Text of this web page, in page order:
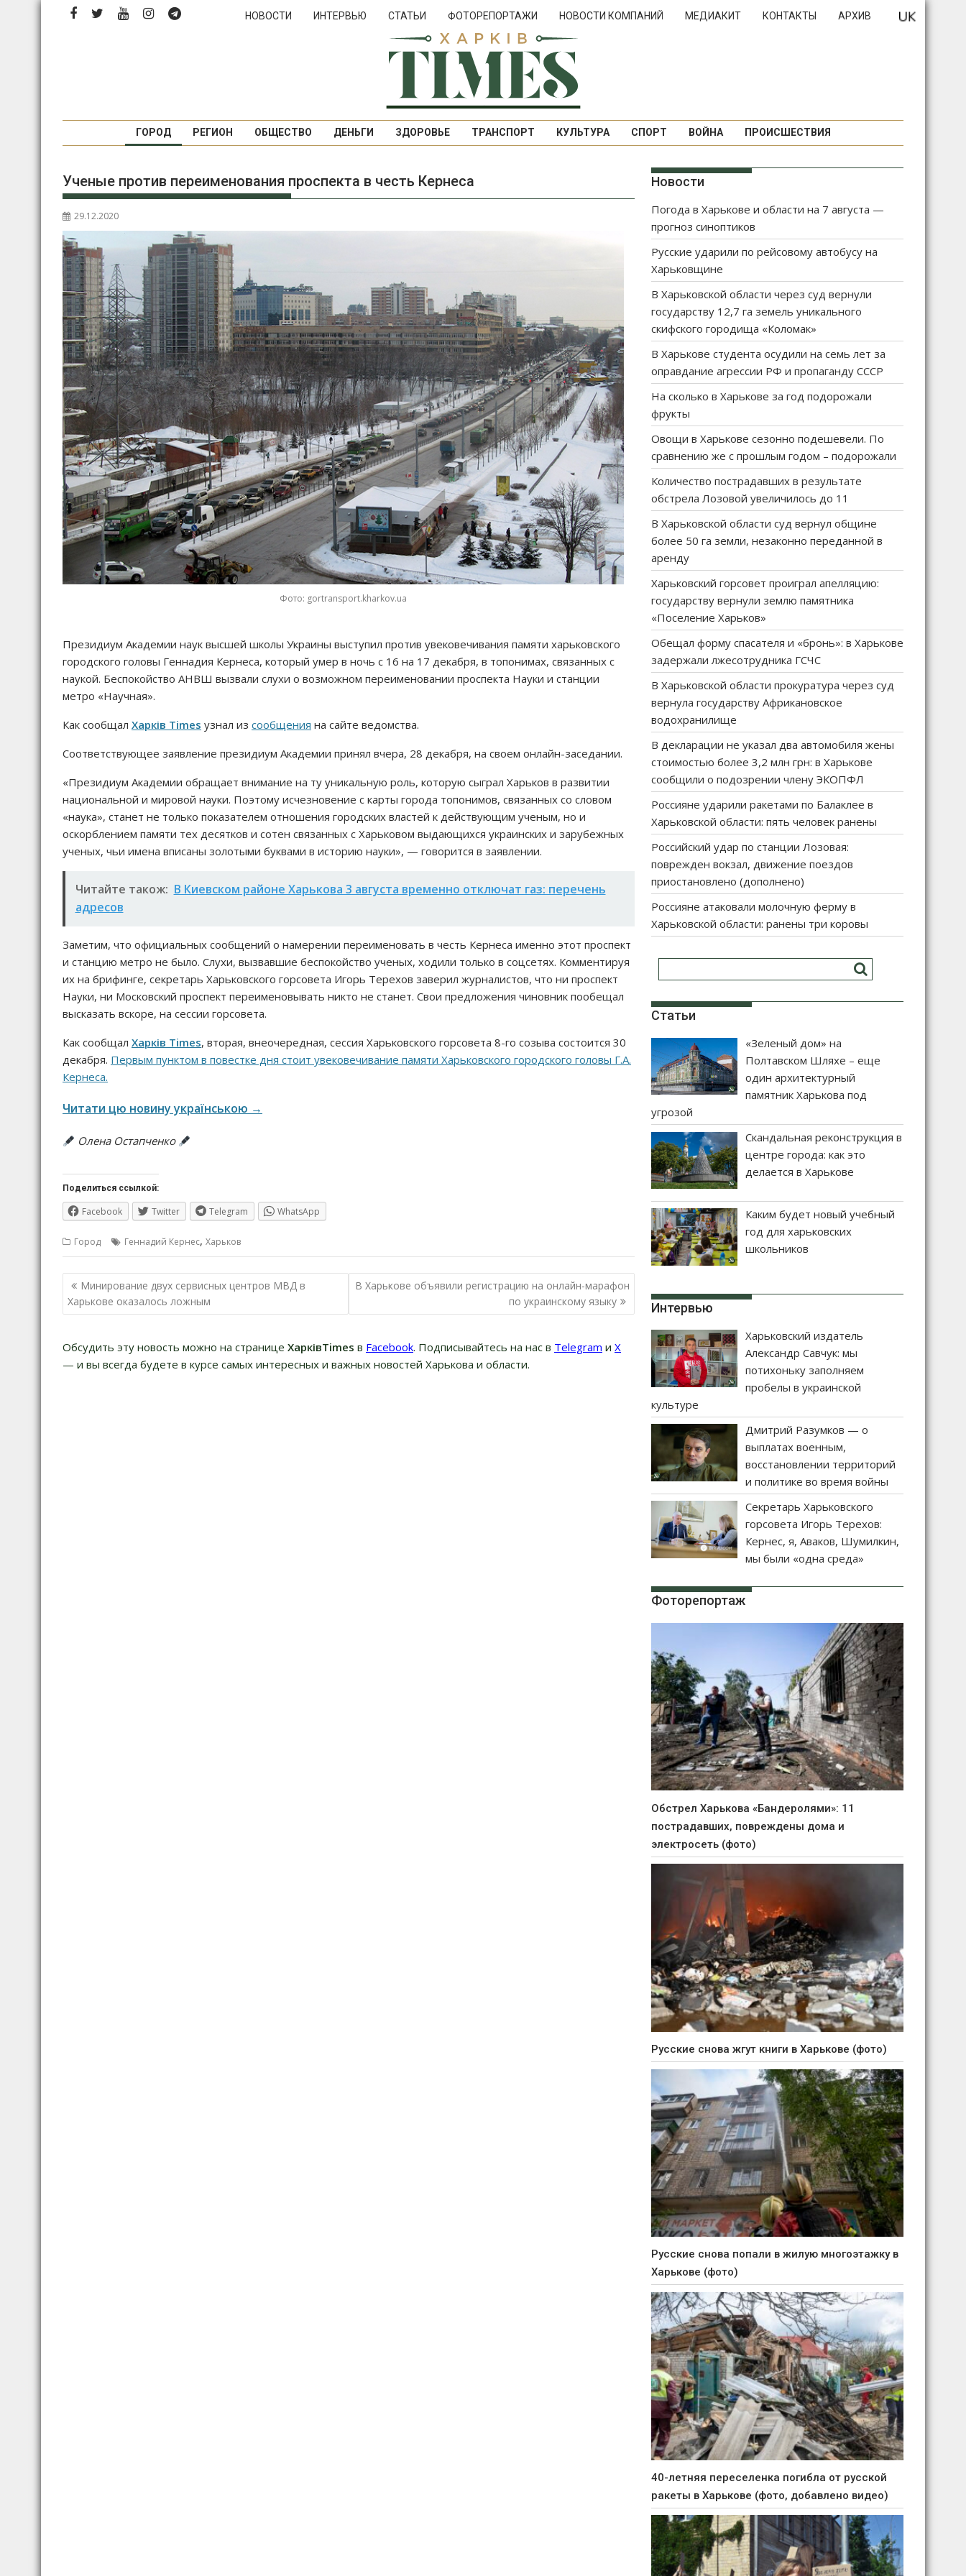
Перейти
НОВОСТИ ИНТЕРВЬЮ СТАТЬИ ФОТОРЕПОРТАЖИ НОВОСТИ КОМПАНИЙ МЕДИАКИТ КОНТАКТЫ АРХИВ
ГОРОД РЕГИОН ОБЩЕСТВО ДЕНЬГИ ЗДОРОВЬЕ ТРАНСПОРТ КУЛЬТУРА СПОРТ ВОЙНА ПРОИСШЕСТВИЯ
Ученые против переименования проспекта в честь Кернеса
29.12.2020
Фото: gortransport.kharkov.ua
Президиум Академии наук высшей школы Украины выступил против увековечивания памяти харьковского
городского головы Геннадия Кернеса, который умер в ночь с 16 на 17 декабря, в топонимах, связанных с
наукой. Беспокойство АНВШ вызвали слухи о возможном переименовании проспекта Науки и станции
метро «Научная».
Как сообщал Харків Times узнал из сообщения на сайте ведомства.
Соответствующее заявление президиум Академии принял вчера, 28 декабря, на своем онлайн-заседании.
«Президиум Академии обращает внимание на ту уникальную роль, которую сыграл Харьков в развитии
национальной и мировой науки. Поэтому исчезновение с карты города топонимов, связанных со словом
«наука», станет не только показателем отношения городских властей к действующим ученым, но и
оскорблением памяти тех десятков и сотен связанных с Харьковом выдающихся украинских и зарубежных
ученых, чьи имена вписаны золотыми буквами в историю науки», — говорится в заявлении.
Читайте також: В Киевском районе Харькова 3 августа временно отключат газ: перечень
адресов
Заметим, что официальных сообщений о намерении переименовать в честь Кернеса именно этот проспект
и станцию метро не было. Слухи, вызвавшие беспокойство ученых, ходили только в соцсетях. Комментируя
их на брифинге, секретарь Харьковского горсовета Игорь Терехов заверил журналистов, что ни проспект
Науки, ни Московский проспект переименовывать никто не станет. Свои предложения чиновник пообещал
высказать вскоре, на сессии горсовета.
Как сообщал Харків Times, вторая, внеочередная, сессия Харьковского горсовета 8-го созыва состоится 30
декабря. Первым пунктом в повестке дня стоит увековечивание памяти Харьковского городского головы Г.А.
Кернеса.
Читати цю новину українською →
Олена Остапченко
Поделиться ссылкой:
Facebook Twitter Telegram WhatsApp
Город Геннадий Кернес, Харьков
Навигация
по
записям
Минирование двух сервисных центров МВД в
Харькове оказалось ложным
В Харькове объявили регистрацию на онлайн-марафон
по украинскому языку
Обсудить эту новость можно на странице ХарківTimes в Facebook. Подписывайтесь на нас в Telegram и Х
— и вы всегда будете в курсе самых интересных и важных новостей Харькова и области.
Новости
Погода в Харькове и области на 7 августа —
прогноз синоптиков
Русские ударили по рейсовому автобусу на
Харьковщине
В Харьковской области через суд вернули
государству 12,7 га земель уникального
скифского городища «Коломак»
В Харькове студента осудили на семь лет за
оправдание агрессии РФ и пропаганду СССР
На сколько в Харькове за год подорожали
фрукты
Овощи в Харькове сезонно подешевели. По
сравнению же с прошлым годом – подорожали
Количество пострадавших в результате
обстрела Лозовой увеличилось до 11
В Харьковской области суд вернул общине
более 50 га земли, незаконно переданной в
аренду
Харьковский горсовет проиграл апелляцию:
государству вернули землю памятника
«Поселение Харьков»
Обещал форму спасателя и «бронь»: в Харькове
задержали лжесотрудника ГСЧС
В Харьковской области прокуратура через суд
вернула государству Африкановское
водохранилище
В декларации не указал два автомобиля жены
стоимостью более 3,2 млн грн: в Харькове
сообщили о подозрении члену ЭКОПФЛ
Россияне ударили ракетами по Балаклее в
Харьковской области: пять человек ранены
Российский удар по станции Лозовая:
поврежден вокзал, движение поездов
приостановлено (дополнено)
Россияне атаковали молочную ферму в
Харьковской области: ранены три коровы
Статьи
«Зеленый дом» на
Полтавском Шляхе – еще
один архитектурный
памятник Харькова под
угрозой
Скандальная реконструкция в
центре города: как это
делается в Харькове
Каким будет новый учебный
год для харьковских
школьников
Интервью
Харьковский издатель
Александр Савчук: мы
потихоньку заполняем
пробелы в украинской
культуре
Дмитрий Разумков — о
выплатах военным,
восстановлении территорий
и политике во время войны
Секретарь Харьковского
горсовета Игорь Терехов:
Кернес, я, Аваков, Шумилкин,
мы были «одна среда»
Фоторепортаж
Обстрел Харькова «Бандеролями»: 11
пострадавших, повреждены дома и
электросеть (фото)
Русские снова жгут книги в Харькове (фото)
Русские снова попали в жилую многоэтажку в
Харькове (фото)
40-летняя переселенка погибла от русской
ракеты в Харькове (фото, добавлено видео)